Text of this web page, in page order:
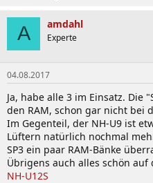
A amdahl
Experte
04.08.2017
Ja, habe alle 3 im Einsatz. Die
den RAM, schon gar nicht bei
Im Gegenteil, der NH-U9 ist
Lüftern natürlich nochmal
SP3 ein paar RAM-Bänke
Übrigens auch alles schön
NH-U12S